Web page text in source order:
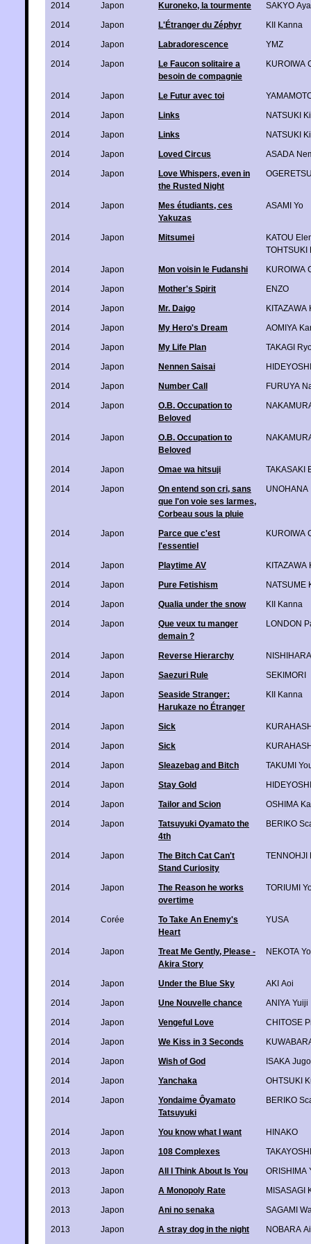
2014
Japon Kuroneko, la tourmente
SAKYO Aya
2014
Japon L'Étranger du Zéphyr
KII Kanna
2014
Japon Labradorescence
YMZ
2014
Japon
Le Faucon solitaire a
besoin de compagnie
KUROIWA
2014 Japon Le Futur avec toi
2014
Japon Links
NATSUKI
2014
Japon Links
NATSUKI
2014
Japon Loved Circus
ASADA
2014
Japon
Love Whispers, even in
the Rusted Night
2014 Japon
Mes étudiants, ces
Yakuzas
ASAMI Yo
2014 Japon Mitsumei
KATOU
TOHTSUKI
2014
Japon Mon voisin le Fudanshi
KUROIWA
2014
Japon Mother's Spirit
ENZO
2014
Japon Mr. Daigo
KITAZAWA
2014
Japon My Hero's Dream
AOMIYA
2014
Japon My Life Plan
TAKAGI
2014
Japon Nennen Saisai
2014
Japon Number Call
FURUYA
2014
Japon
O.B. Occupation to
Beloved
2014 Japon
O.B. Occupation to
Beloved
2014 Japon Omae wa hitsuji
TAKASAKI
2014
Japon
On entend son cri, sans
que l'on voie ses larmes,
Corbeau sous la pluie
UNOHANA
2014 Japon
Parce que c'est
l'essentiel
KUROIWA
2014 Japon Playtime AV
KITAZAWA
2014
Japon Pure Fetishism
NATSUME
2014
Japon Qualia under the snow
KII Kanna
2014
Japon
Que veux tu manger
demain ?
LONDON
2014 Japon Reverse Hierarchy
2014
Japon Saezuri Rule
SEKIMORI
2014
Japon
Seaside Stranger:
Harukaze no Étranger
KII Kanna
2014 Japon Sick
2014
Japon Sick
2014
Japon Sleazebag and Bitch
TAKUMI
2014
Japon Stay Gold
2014
Japon Tailor and Scion
OSHIMA
2014
Japon
Tatsuyuki Oyamato the
4th
BERIKO
2014 Japon
The Bitch Cat Can't
Stand Curiosity
TENNOHJI
2014 Japon
The Reason he works
overtime
TORIUMI
2014 Corée
To Take An Enemy's
Heart
YUSA
2014 Japon
Treat Me Gently, Please -
Akira Story
NEKOTA
2014 Japon Under the Blue Sky
AKI Aoi
2014
Japon Une Nouvelle chance
ANIYA Yuiji
2014
Japon Vengeful Love
CHITOSE
2014
Japon We Kiss in 3 Seconds
2014
Japon Wish of God
ISAKA
2014
Japon Yanchaka
OHTSUKI
2014
Japon
Yondaime Ôyamato
Tatsuyuki
BERIKO
2014 Japon You know what I want
HINAKO
2013
Japon 108 Complexes
2013
Japon All I Think About Is You
ORISHIMA
2013
Japon A Monopoly Rate
MISASAGI
2013
Japon Ani no senaka
SAGAMI
2013
Japon A stray dog in the night
NOBARA